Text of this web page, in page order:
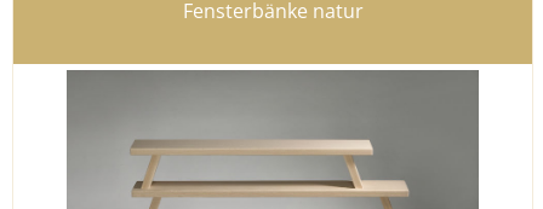
Fensterbänke natur